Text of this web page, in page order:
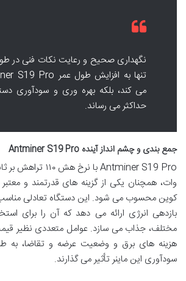
نگهداری صحیح و رعایت نکات فنی در
می کند، بلکه بهره وری و سودآوری
حداکثر می رساند.
جمع بندی و چشم انداز آینده Antminer S19 Pro
وات، همچنان یکی از گزینه های قدرتمند و معتبر
کوین محسوب می شود. این دستگاه تعادلی
بازدهی انرژی ارائه می دهد که آن را برای
مختلف، جذاب می سازد. عوامل متعددی نظیر
هزینه های برق و وضعیت عرضه و تقاضا، به
سودآوری این ماینر تأثیر می گذارند.